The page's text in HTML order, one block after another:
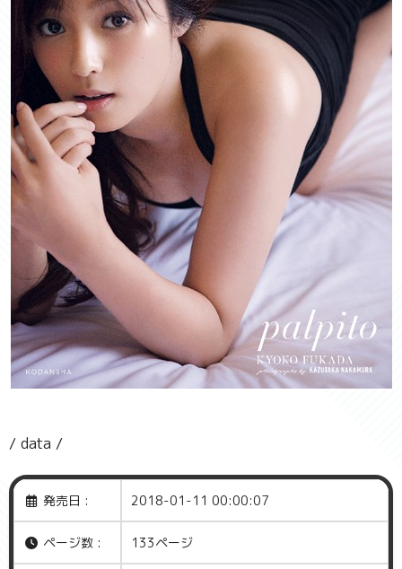
/ data /
発売日 : 2018-01-11 00:00:07
ページ数 : 133ページ